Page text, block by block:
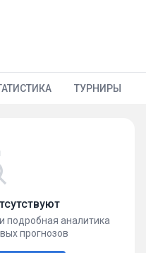
ТУРНИРЫ
подробная аналитика
прогнозов